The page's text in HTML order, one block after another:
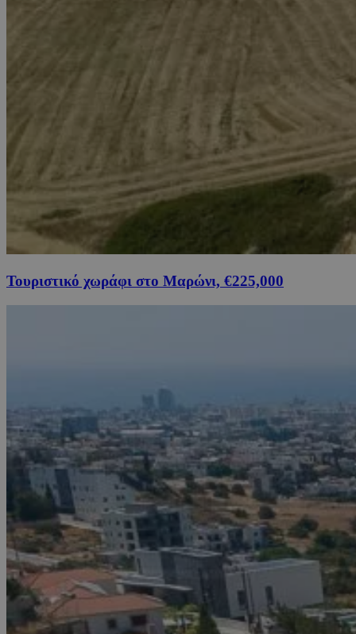
Τουριστικό χωράφι στο Μαρώνι, €225,000